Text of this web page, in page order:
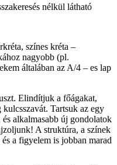
nélkül látható
színes kréta –
nagyobb (pl.
általában az A/4 – es lap
Elindítjuk a főágakat,
Tartsuk az egy
alkalmasabb új gondolatok
A struktúra, a színek
a figyelem is jobban marad